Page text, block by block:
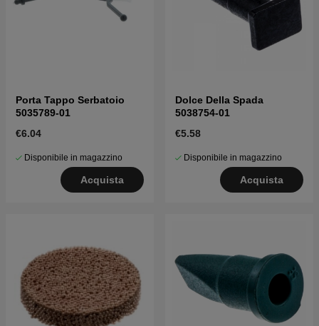
Porta Tappo Serbatoio
5035789-01
€6.04
Disponibile in magazzino
Acquista
Dolce Della Spada
5038754-01
€5.58
Disponibile in magazzino
Acquista